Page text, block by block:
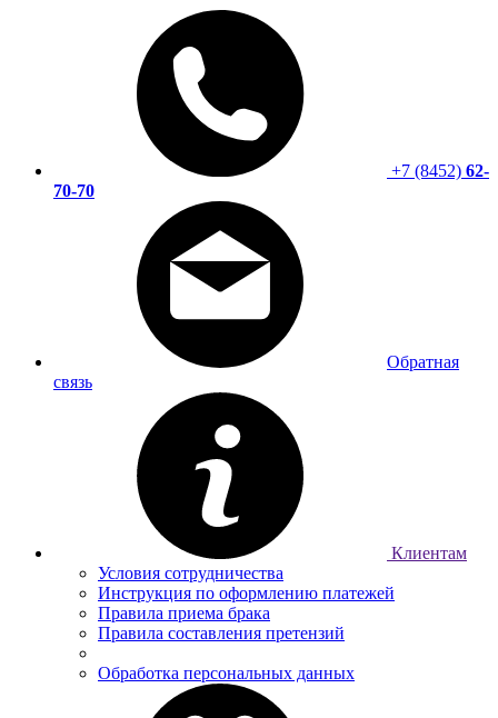
+7 (8452) 62-
70-70
Обратная
связь
Клиентам
Условия сотрудничества
Инструкция по оформлению платежей
Правила приема брака
Правила составления претензий
Обработка персональных данных